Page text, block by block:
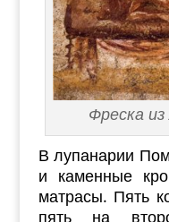
Фреска
В лупанарии
и каменные
матрасы. Пять
пять на